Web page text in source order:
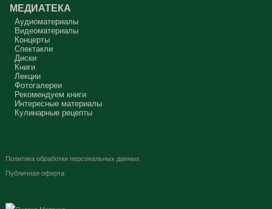
МЕДИАТЕКА
Аудиоматериалы
Видеоматериалы
Концерты
Спектакли
Диски
Книги
Лекции
Фотогалереи
Рекомендуем книги
Интересные материалы
Кулинарные рецепты
Политика обработки персональных данных
Публичная оферта